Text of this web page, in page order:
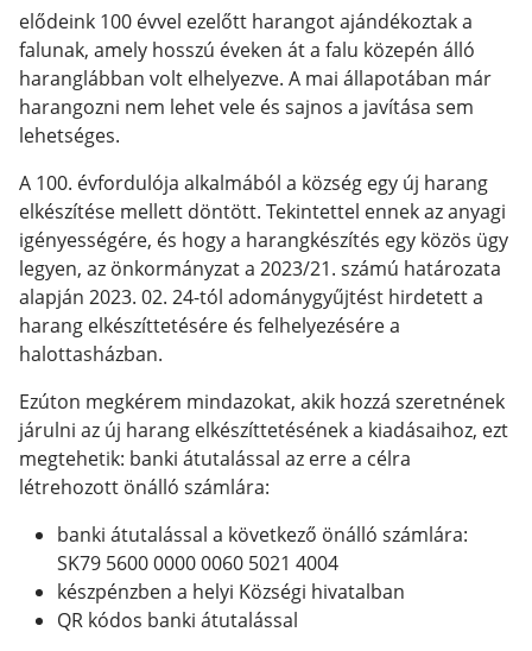
elődeink 100 évvel ezelőtt harangot ajándékoztak a
falunak, amely hosszú éveken át a falu közepén álló
haranglábban volt elhelyezve. A mai állapotában már
harangozni nem lehet vele és sajnos a javítása sem
lehetséges.
A 100. évfordulója alkalmából a község egy új harang
elkészítése mellett döntött. Tekintettel ennek az anyagi
igényességére, és hogy a harangkészítés egy közös ügy
legyen, az önkormányzat a 2023/21. számú határozata
alapján 2023. 02. 24-tól adománygyűjtést hirdetett a
harang elkészíttetésére és felhelyezésére a
halottasházban.
Ezúton megkérem mindazokat, akik hozzá szeretnének
járulni az új harang elkészíttetésének a kiadásaihoz, ezt
megtehetik: banki átutalással az erre a célra
létrehozott önálló számlára:
banki átutalással a következő önálló számlára:
SK79 5600 0000 0060 5021 4004
készpénzben a helyi Községi hivatalban
QR kódos banki átutalással